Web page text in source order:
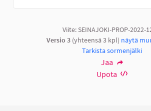
Viite: SEINAJOKI-PROP-2022-
Versio 3(yhteensä 3 kpl) näytä
Tarkista sormenjälki
Jaa
Upota